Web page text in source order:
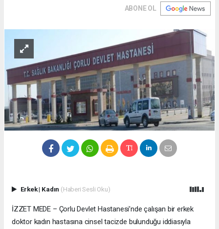
ABONE OL
Erkek| Kadın (Haberi Sesli Oku)
İZZET MEDE – Çorlu Devlet Hastanesi’nde çalışan bir erkek
doktor kadın hastasına cinsel tacizde bulunduğu iddiasıyla